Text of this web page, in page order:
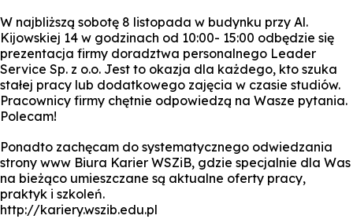
Student
Biznes
Zapisz się na studia
W najbliższą sobotę 8 listopada w budynku przy Al.
Kijowskiej 14 w godzinach od 10:00- 15:00 odbędzie się
prezentacja firmy doradztwa personalnego Leader
Service Sp. z o.o. Jest to okazja dla każdego, kto szuka
stałej pracy lub dodatkowego zajęcia w czasie studiów.
Pracownicy firmy chętnie odpowiedzą na Wasze pytania.
Polecam!
Ponadto zachęcam do systematycznego odwiedzania
strony www Biura Karier WSZiB, gdzie specjalnie dla Was
na bieżąco umieszczane są aktualne oferty pracy,
praktyk i szkoleń.
http://kariery.wszib.edu.pl